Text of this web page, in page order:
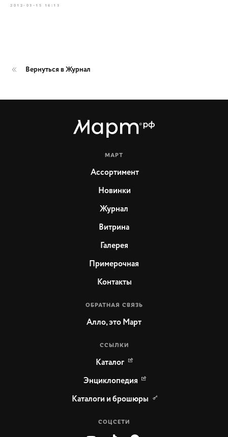
2012-03-15 16:13
Вернуться в Журнал
ССЫЛКИ
МАРТ
Ассортимент
Новинки
Журнал
Витрина
Галерея
Энциклопедия
ОБРАТНАЯ СВЯЗЬ
Примерочная
Контакты
Каталог
СОЦСЕТИ
Каталоги и брошюры
Алло, это Март